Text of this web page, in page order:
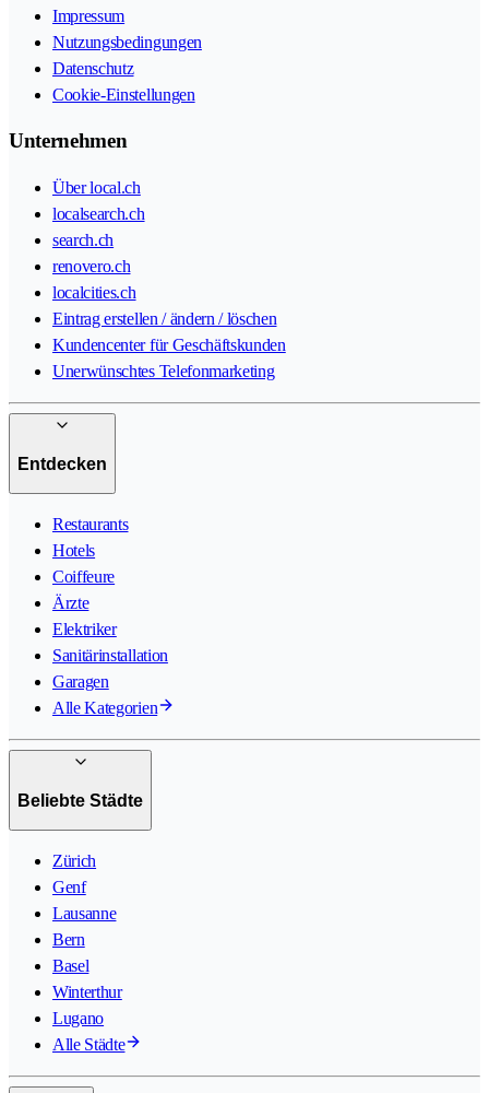
Impressum
Nutzungsbedingungen
Datenschutz
Cookie-Einstellungen
Unternehmen
Über local.ch
localsearch.ch
search.ch
renovero.ch
localcities.ch
Eintrag erstellen / ändern / löschen
Kundencenter für Geschäftskunden
Unerwünschtes Telefonmarketing
Entdecken
Restaurants
Hotels
Coiffeure
Ärzte
Elektriker
Sanitärinstallation
Garagen
Alle Kategorien
Beliebte Städte
Zürich
Genf
Lausanne
Bern
Basel
Winterthur
Lugano
Alle Städte